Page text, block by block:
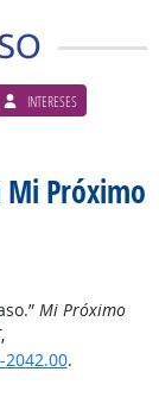
INTERESES
Mi Próximo
Mi Próximo
.